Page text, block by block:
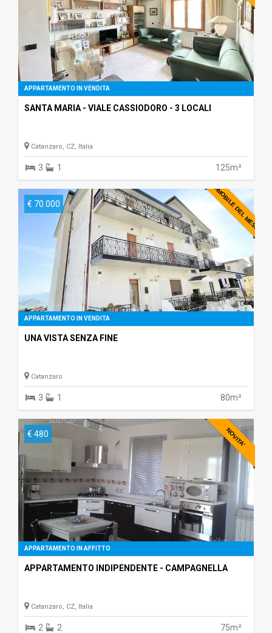
APPARTAMENTO IN VENDITA
SANTA MARIA - VIALE CASSIODORO - 3 LOCALI
Catanzaro, CZ, Italia
3 1 125m²
IMMOBILE DEL MESE
€ 70.000
APPARTAMENTO IN VENDITA
UNA VISTA SENZA FINE
Catanzaro
3 1 80m²
NOVITA'
€ 480
APPARTAMENTO IN AFFITTO
APPARTAMENTO INDIPENDENTE - CAMPAGNELLA
Catanzaro, CZ, Italia
2 2 75m²